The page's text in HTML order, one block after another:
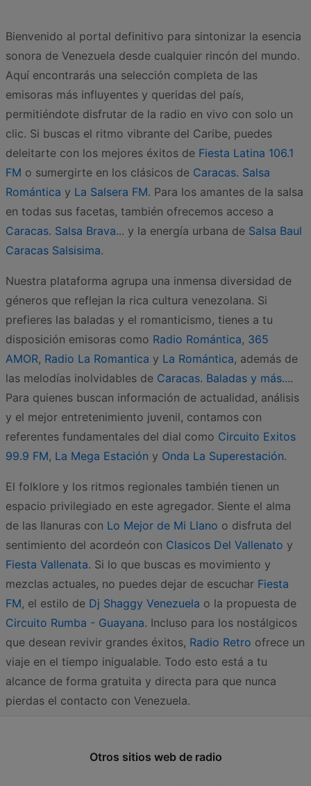
Bienvenido al portal definitivo para sintonizar la esencia
sonora de Venezuela desde cualquier rincón del mundo.
Aquí encontrarás una selección completa de las
emisoras más influyentes y queridas del país,
permitiéndote disfrutar de la radio en vivo con solo un
clic. Si buscas el ritmo vibrante del Caribe, puedes
deleitarte con los mejores éxitos de Fiesta Latina 106.1
FM o sumergirte en los clásicos de Caracas. Salsa
Romántica y La Salsera FM. Para los amantes de la salsa
en todas sus facetas, también ofrecemos acceso a
Caracas. Salsa Brava... y la energía urbana de Salsa Baul
Caracas Salsisima.
Nuestra plataforma agrupa una inmensa diversidad de
géneros que reflejan la rica cultura venezolana. Si
prefieres las baladas y el romanticismo, tienes a tu
disposición emisoras como Radio Romántica, 365
AMOR, Radio La Romantica y La Romántica, además de
las melodías inolvidables de Caracas. Baladas y más....
Para quienes buscan información de actualidad, análisis
y el mejor entretenimiento juvenil, contamos con
referentes fundamentales del dial como Circuito Exitos
99.9 FM, La Mega Estación y Onda La Superestación.
El folklore y los ritmos regionales también tienen un
espacio privilegiado en este agregador. Siente el alma
de las llanuras con Lo Mejor de Mi Llano o disfruta del
sentimiento del acordeón con Clasicos Del Vallenato y
Fiesta Vallenata. Si lo que buscas es movimiento y
mezclas actuales, no puedes dejar de escuchar Fiesta
FM, el estilo de Dj Shaggy Venezuela o la propuesta de
Circuito Rumba - Guayana. Incluso para los nostálgicos
que desean revivir grandes éxitos, Radio Retro ofrece un
viaje en el tiempo inigualable. Todo esto está a tu
alcance de forma gratuita y directa para que nunca
pierdas el contacto con Venezuela.
Otros sitios web de radio